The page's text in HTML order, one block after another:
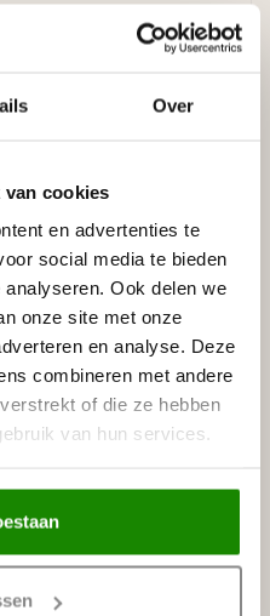
Over
van cookies
en advertenties te
social media te bieden
Ook delen we
onze site met onze
en analyse. Deze
combineren met andere
of die ze hebben
van hun services.
Tack Express,
met een polymeercoating
minerale vulstoffen
met alle soorten